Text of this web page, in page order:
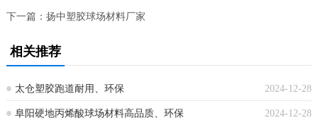
下一篇： 扬中塑胶球场材料厂家
相关推荐
2024-12-28
太仓塑胶跑道耐用、环保
2024-12-28
阜阳硬地丙烯酸球场材料高品质、环保